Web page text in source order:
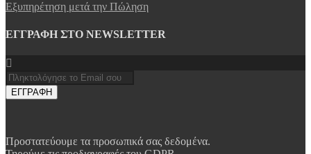
Εξυπηρέτηση μετά την Πώληση
ΕΓΓΡΑΦΗ ΣΤΟ NEWSLETTER
ΕΓΓΡΑΦΗ
Προστατεύουμε τα προσωπικά σας δεδομένα.